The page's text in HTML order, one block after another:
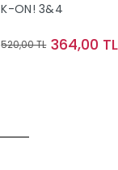
K-ON! 3&4
520,00 TL 364,00 TL